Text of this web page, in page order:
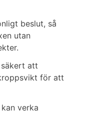
beslut, så
utan
att
för att
verka